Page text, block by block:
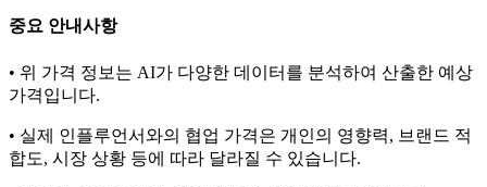
중요 안내사항
• 위 가격 정보는 AI가 다양한 데이터를 분석하여 산출한 예상
가격입니다.
• 실제 인플루언서와의 협업 가격은 개인의 영향력, 브랜드 적
합도, 시장 상황 등에 따라 달라질 수 있습니다.